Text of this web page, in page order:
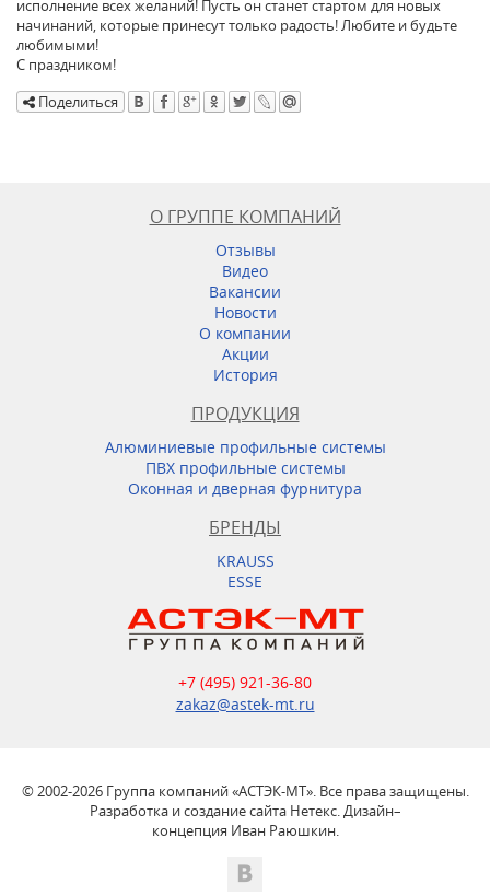
исполнение всех желаний! Пусть он станет стартом для новых
начинаний, которые принесут только радость! Любите и будьте
любимыми!
С праздником!
Поделиться
О ГРУППЕ КОМПАНИЙ
Отзывы
Видео
Вакансии
Новости
О компании
Акции
История
ПРОДУКЦИЯ
Алюминиевые профильные системы
ПВХ профильные системы
Оконная и дверная фурнитура
БРЕНДЫ
KRAUSS
ESSE
+7 (495) 921-36-80
zakaz@astek-mt.ru
© 2002-2026 Группа компаний «АСТЭК-МТ». Все права защищены.
Разработка и создание сайта Нетекс. Дизайн–
концепция Иван Раюшкин.